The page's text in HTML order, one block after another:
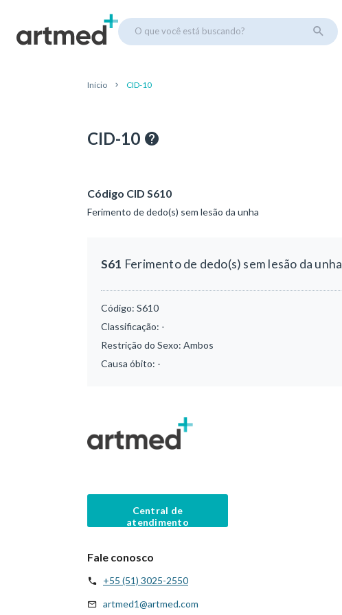
O que você está buscando?
Início CID-10
CID-10
Código CID S610
Ferimento de dedo(s) sem lesão da unha
S61 Ferimento de dedo(s) sem lesão da unha
Código: S610
Classificação: -
Restrição do Sexo: Ambos
Causa óbito: -
Central de
atendimento
Fale conosco
+55 (51) 3025-2550
artmed1@artmed.com